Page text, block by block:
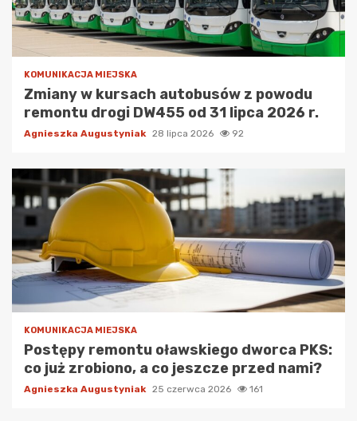
KOMUNIKACJA MIEJSKA
Zmiany w kursach autobusów z powodu
remontu drogi DW455 od 31 lipca 2026 r.
Agnieszka Augustyniak 28 lipca 2026 92
KOMUNIKACJA MIEJSKA
Postępy remontu oławskiego dworca PKS:
co już zrobiono, a co jeszcze przed nami?
Agnieszka Augustyniak 25 czerwca 2026 161